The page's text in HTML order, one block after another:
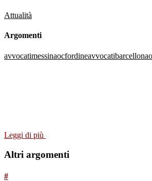
Attualità
Argomenti
avvocatimessinaocfordineavvocatibarcellona
Leggi di più
Altri argomenti
#